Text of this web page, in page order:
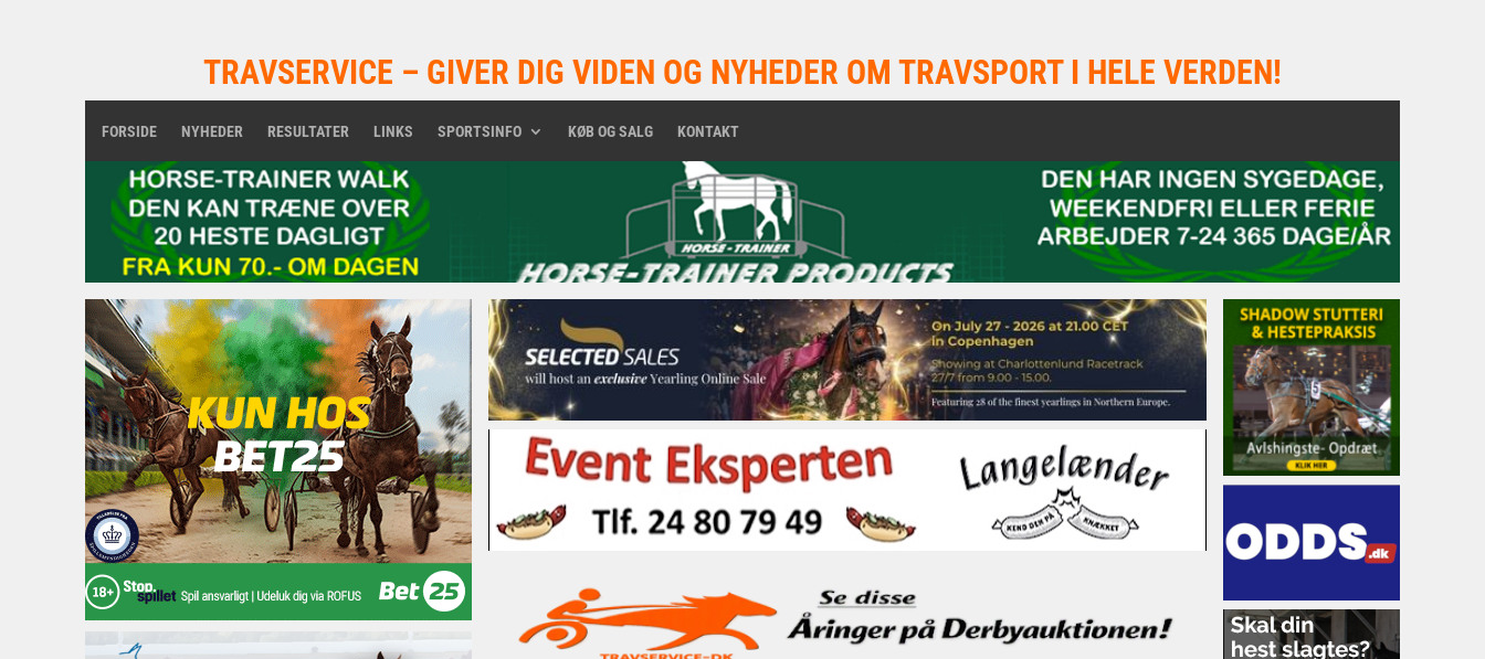
TRAVSERVICE – GIVER DIG VIDEN OG NYHEDER OM TRAVSPORT I HELE VERDEN!
FORSIDE NYHEDER RESULTATER LINKS SPORTSINFO KØB OG SALG KONTAKT